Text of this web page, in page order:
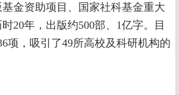
金资助项目、国家社科基金重大
20年，出版约500部、1亿字。目
项，吸引了49所高校及科研机构的